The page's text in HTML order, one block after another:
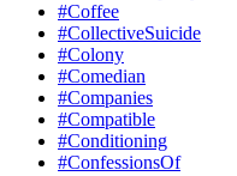
#Coffee
#CollectiveSuicide
#Colony
#Comedian
#Companies
#Compatible
#Conditioning
#ConfessionsOf